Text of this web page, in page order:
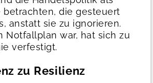
betrachten, die gesteuert
anstatt sie zu ignorieren.
Notfallplan war, hat sich zu
verfestigt.
zu Resilienz